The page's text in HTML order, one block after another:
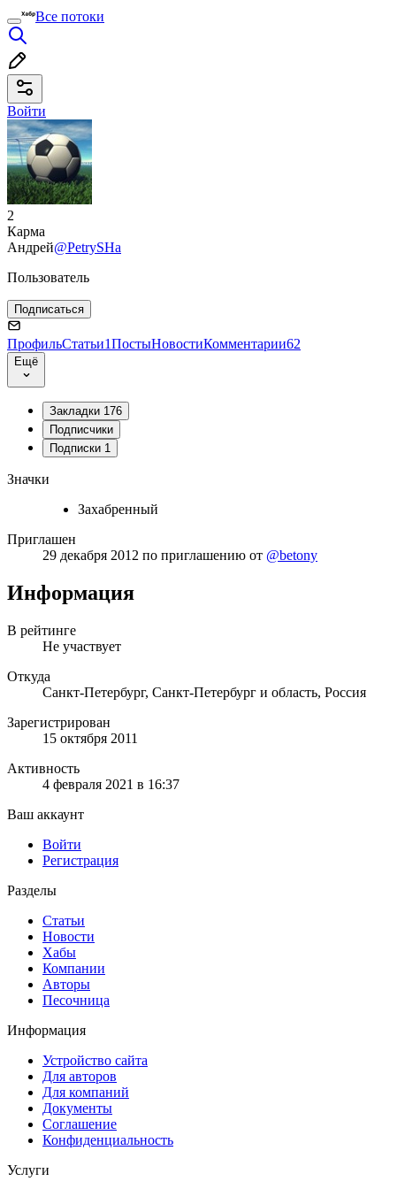
Все потоки
Войти
2
Карма
Андрей@PetrySHa
Пользователь
Подписаться
ПрофильСтатьи1ПостыНовостиКомментарии62
Ещё
Закладки 176
Подписчики
Подписки 1
Значки
Захабренный
Приглашен
29 декабря 2012 по приглашению от @betony
Информация
В рейтинге
Не участвует
Откуда
Санкт-Петербург, Санкт-Петербург и область, Россия
Зарегистрирован
15 октября 2011
Активность
4 февраля 2021 в 16:37
Ваш аккаунт
Войти
Регистрация
Разделы
Статьи
Новости
Хабы
Компании
Авторы
Песочница
Информация
Устройство сайта
Для авторов
Для компаний
Документы
Соглашение
Конфиденциальность
Услуги